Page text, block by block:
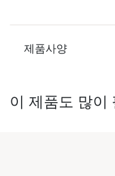
제품사양
이 제품도 많이